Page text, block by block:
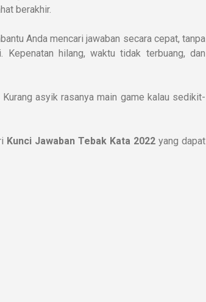
berakhir.
Anda mencari jawaban secara cepat, tanpa
hilang, waktu tidak terbuang, dan
asyik rasanya main game kalau sedikit-
Kunci Jawaban Tebak Kata 2022 yang dapat